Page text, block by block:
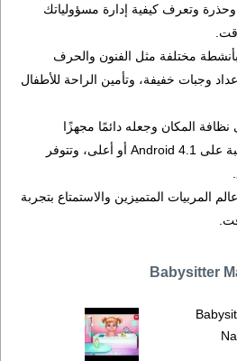
وتعرف كيفية إدارة مسؤولياتك
بأنشطة مختلفة مثل الفنون والحرف
وجبات خفيفة، وتأمين الراحة للأطفال
المكان وجعله دائمًا مجهزًا
بالأدوات الأساسية. تعمل اللعبة على Android 4.1 أو أعلى، وتتوفر
المربيات المتميزين والاستمتاع بتجربة